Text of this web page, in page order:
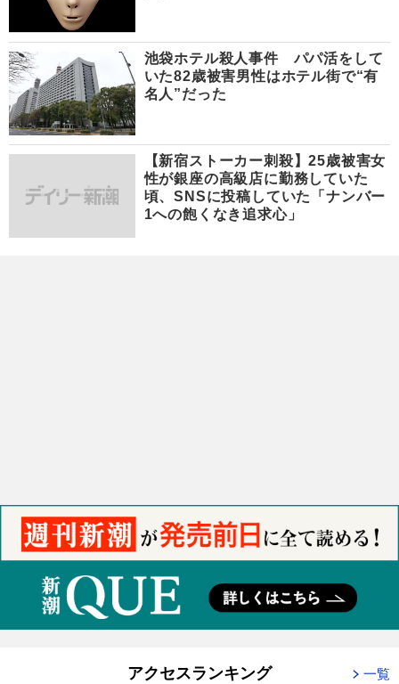
池袋ホテル殺人事件 パパ活をして
いた82歳被害男性はホテル街で“有
名人”だった
【新宿ストーカー刺殺】25歳被害女
性が銀座の高級店に勤務していた
頃、SNSに投稿していた「ナンバー
1への飽くなき追求心」
アクセスランキング 一覧